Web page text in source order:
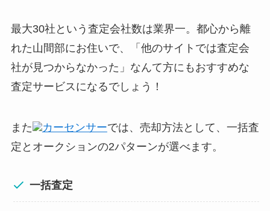
最大30社という査定会社数は業界一。都心から離
れた山間部にお住いで、「他のサイトでは査定会
社が見つからなかった」なんて方にもおすすめな
査定サービスになるでしょう！
また カーセンサーでは、売却方法として、一括査
定とオークションの2パターンが選べます。
一括査定